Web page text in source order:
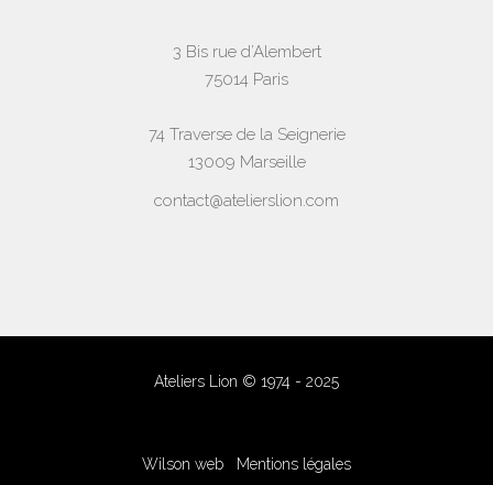
3 Bis rue d’Alembert
75014 Paris
74 Traverse de la Seignerie
13009 Marseille
contact@atelierslion.com
Ateliers Lion © 1974 - 2025
Wilson web Mentions légales